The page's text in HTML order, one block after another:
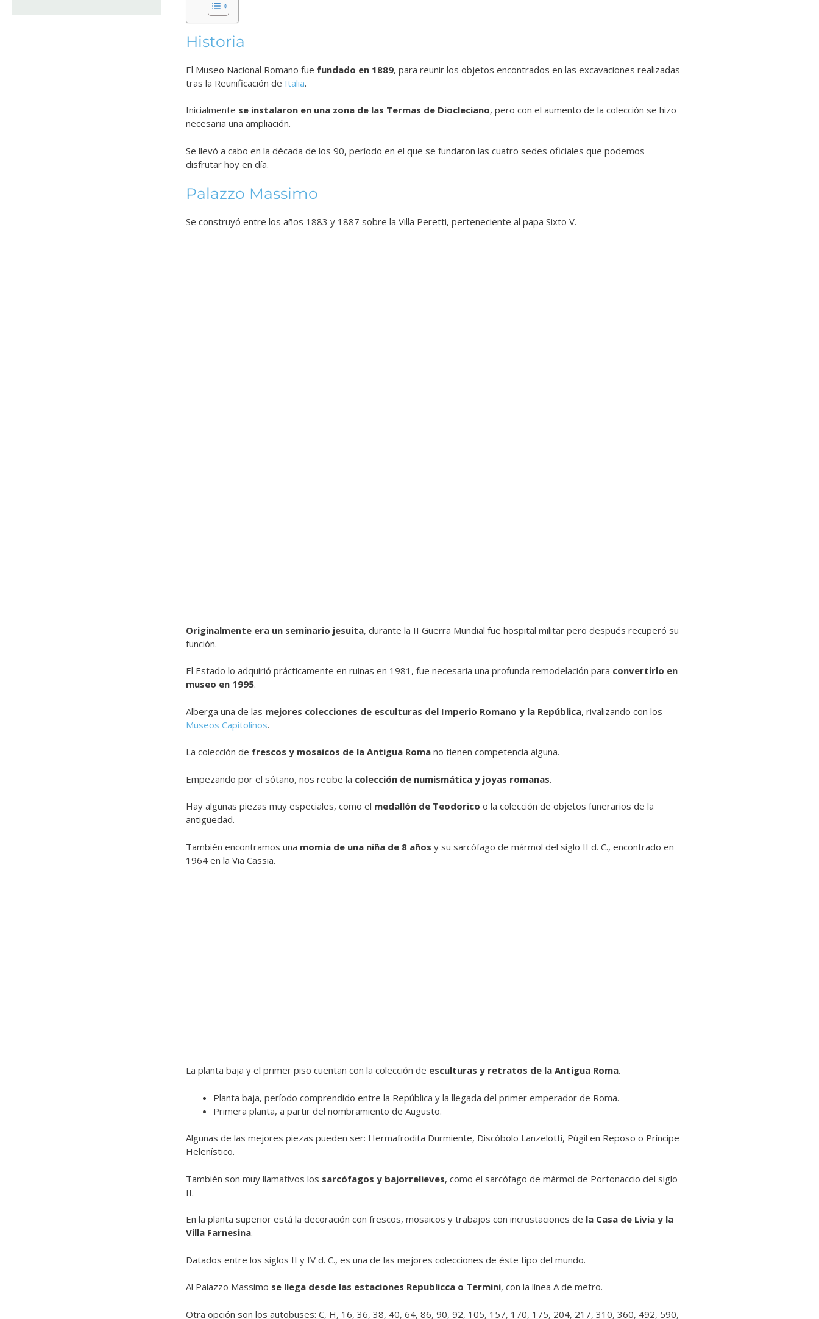
Historia
El Museo Nacional Romano fue fundado en 1889, para reunir los objetos encontrados en las excavaciones realizadas
tras la Reunificación de Italia.
Inicialmente se instalaron en una zona de las Termas de Diocleciano, pero con el aumento de la colección se hizo
necesaria una ampliación.
Se llevó a cabo en la década de los 90, período en el que se fundaron las cuatro sedes oficiales que podemos
disfrutar hoy en día.
Palazzo Massimo
Se construyó entre los años 1883 y 1887 sobre la Villa Peretti, perteneciente al papa Sixto V.
Originalmente era un seminario jesuita, durante la II Guerra Mundial fue hospital militar pero después recuperó su
función.
El Estado lo adquirió prácticamente en ruinas en 1981, fue necesaria una profunda remodelación para convertirlo en
museo en 1995.
Alberga una de las mejores colecciones de esculturas del Imperio Romano y la República, rivalizando con los
Museos Capitolinos.
La colección de frescos y mosaicos de la Antigua Roma no tienen competencia alguna.
Empezando por el sótano, nos recibe la colección de numismática y joyas romanas.
Hay algunas piezas muy especiales, como el medallón de Teodorico o la colección de objetos funerarios de la
antigüedad.
También encontramos una momia de una niña de 8 años y su sarcófago de mármol del siglo II d. C., encontrado en
1964 en la Via Cassia.
La planta baja y el primer piso cuentan con la colección de esculturas y retratos de la Antigua Roma.
Planta baja, período comprendido entre la República y la llegada del primer emperador de Roma.
Primera planta, a partir del nombramiento de Augusto.
Algunas de las mejores piezas pueden ser: Hermafrodita Durmiente, Discóbolo Lanzelotti, Púgil en Reposo o Príncipe
Helenístico.
También son muy llamativos los sarcófagos y bajorrelieves, como el sarcófago de mármol de Portonaccio del siglo
II.
En la planta superior está la decoración con frescos, mosaicos y trabajos con incrustaciones de la Casa de Livia y la
Villa Farnesina.
Datados entre los siglos II y IV d. C., es una de las mejores colecciones de éste tipo del mundo.
Al Palazzo Massimo se llega desde las estaciones Republicca o Termini, con la línea A de metro.
Otra opción son los autobuses: C, H, 16, 36, 38, 40, 64, 86, 90, 92, 105, 157, 170, 175, 204, 217, 310, 360, 492, 590,